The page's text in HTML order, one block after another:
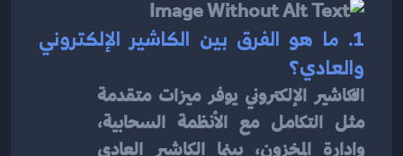
والعادي؟
الكاشير الإلكتروني يوفر ميزات متقدمة